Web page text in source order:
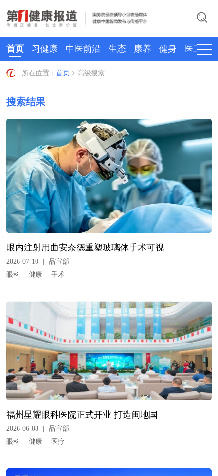
首页 习健康 中医前沿 生态 康养 健身 医卫
所在位置：首页 > 高级搜索
搜索结果
眼内注射用曲安奈德重塑玻璃体手术可视
2026-07-10 |
品宣部
眼科
健康 手术
福州星耀眼科医院正式开业 打造闽地国
2026-06-08
品宣部
眼科
健康 医疗